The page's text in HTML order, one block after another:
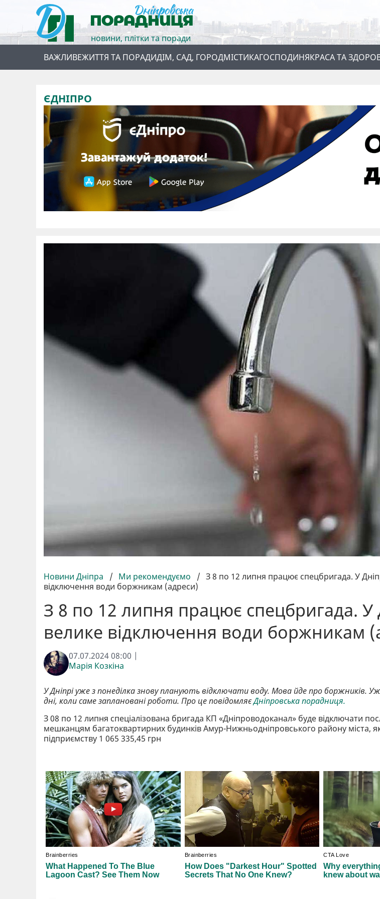
новини, плітки та поради
ВАЖЛИВЕЖИТТЯ ТА ПОРАДИДІМ, САД, ГОРОДМІСТИКАГОСПОДИНЯКРАСА ТА
ЄДНІПРО
Новини Дніпра / Ми рекомендуємо / З 8 по 12 липня працює спецбригада. У
відключення води боржникам (адреси)
З 8 по 12 липня працює спецбригада. У
велике відключення води боржникам
07.07.2024 08:00 |
Марія Козкіна
У Дніпрі уже з понеділка знову планують відключати воду. Мова йде про боржників.
дні, коли саме заплановані роботи. Про це повідомляєДніпровська порадниця.
З 08 по 12 липня спеціалізована бригада КП «Дніпроводоканал» буде відключати
мешканцям багатоквартирних будинків Амур-Нижньодніпровського району міста,
підприємству 1 065 335,45 грн